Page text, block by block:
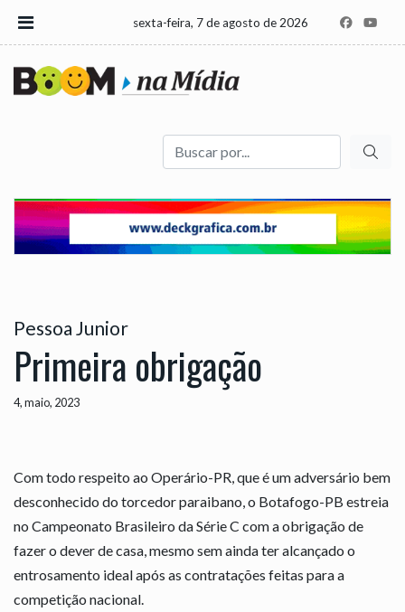
sexta-feira, 7 de agosto de 2026
Buscar
Pessoa Junior
Primeira obrigação
4, maio, 2023
Com todo respeito ao Operário-PR, que é um adversário bem
desconhecido do torcedor paraibano, o Botafogo-PB estreia
no Campeonato Brasileiro da Série C com a obrigação de
fazer o dever de casa, mesmo sem ainda ter alcançado o
entrosamento ideal após as contratações feitas para a
competição nacional.